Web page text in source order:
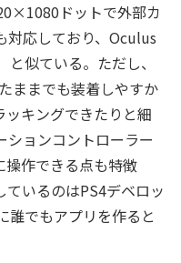
ドットで外部カ
対応しており、Oculus
似ている。ただし、
ままでも装着しやすか
ッキングできたりと細
ションコントローラー
操作できる点も特徴
いるのはPS4デベロッ
誰でもアプリを作ると